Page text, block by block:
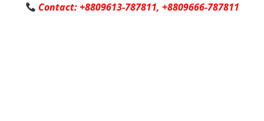
Contact: +8809613-787811, +8809666-787811